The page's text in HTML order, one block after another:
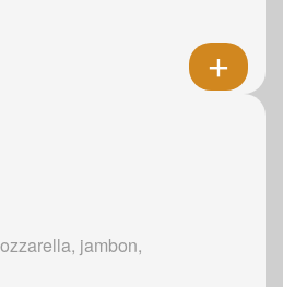
jambon,